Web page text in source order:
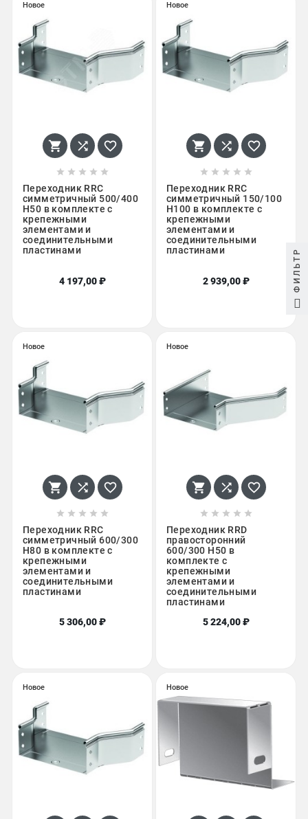
Новое
  
    
Переходник RRC
симметричный 500/400
H50 в комплекте с
крепежными
элементами и
соединительными
пластинами
4 197,00 ₽
Новое
  
    
Переходник RRC
симметричный 150/100
H100 в комплекте с
крепежными
элементами и
соединительными
пластинами
2 939,00 ₽
Новое
  
    
Переходник RRC
симметричный 600/300
H80 в комплекте с
крепежными
элементами и
соединительными
пластинами
5 306,00 ₽
Новое
  
    
Переходник RRD
правосторонний
600/300 H50 в
комплекте с
крепежными
элементами и
соединительными
пластинами
5 224,00 ₽
Новое Новое
ФИЛЬТР